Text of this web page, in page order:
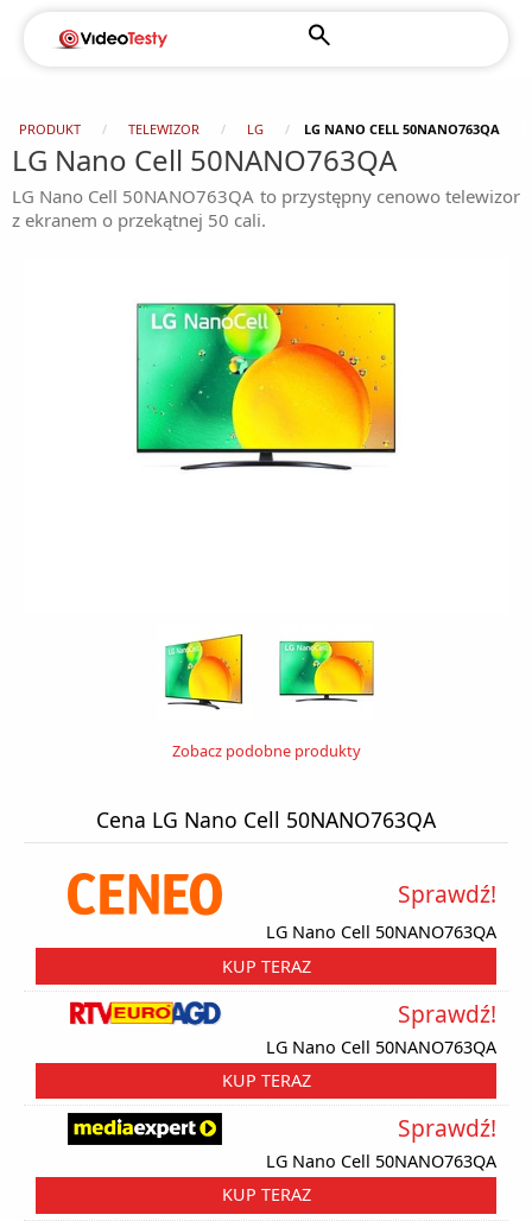
PRODUKT TELEWIZOR LG LG NANO CELL 50NANO763QA
LG Nano Cell 50NANO763QA
LG Nano Cell 50NANO763QA to przystępny cenowo telewizor
z ekranem o przekątnej 50 cali.
Zobacz podobne produkty
Cena LG Nano Cell 50NANO763QA
LG Nano Cell 50NANO763QA
Sprawdź!
KUP TERAZ
LG Nano Cell 50NANO763QA
Sprawdź!
KUP TERAZ
LG Nano Cell 50NANO763QA
Sprawdź!
KUP TERAZ